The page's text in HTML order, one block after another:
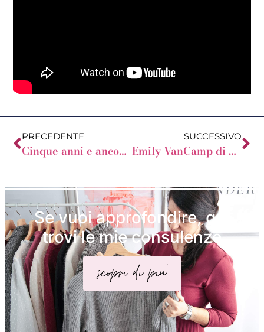
PRECEDENTE
Cinque anni e ancora ho molto da scrivere
SUCCESSIVO
Emily VanCamp di Revenge: una Mela a 8
Se vuoi approfondire, qui
trovi le mie consulenze
scopri di piu'